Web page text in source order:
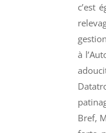
c’est
à
Bref,